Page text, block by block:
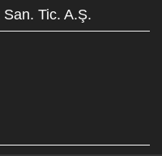
Tic. A.Ş.